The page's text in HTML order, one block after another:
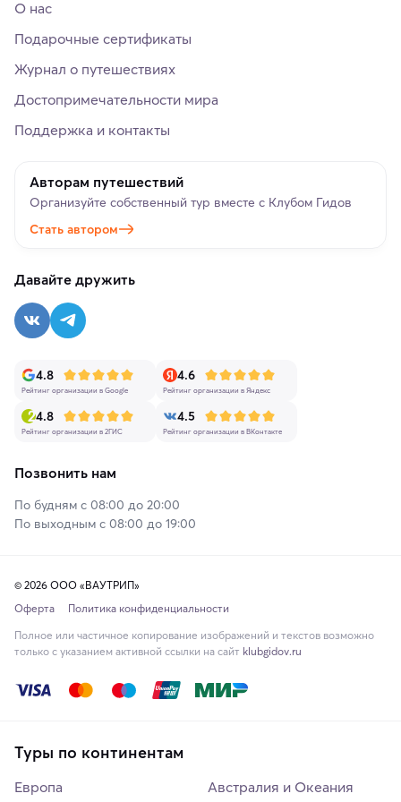
О нас
Подарочные сертификаты
Журнал о путешествиях
Достопримечательности мира
Поддержка и контакты
Авторам путешествий
Организуйте собственный тур вместе с Клубом Гидов
Стать автором
Давайте дружить
4.8
Рейтинг организации в Google
4.6
Рейтинг организации в Яндекс
4.8
Рейтинг организации в 2ГИС
4.5
Рейтинг организации в ВКонтакте
Позвонить нам
По будням с 08:00 до 20:00
По выходным с 08:00 до 19:00
© 2026 ООО «ВАУТРИП»
Оферта
Политика конфиденциальности
Полное или частичное копирование изображений и текстов возможно
только с указанием активной ссылки на сайт klubgidov.ru
Туры по континентам
Европа Австралия и Океания